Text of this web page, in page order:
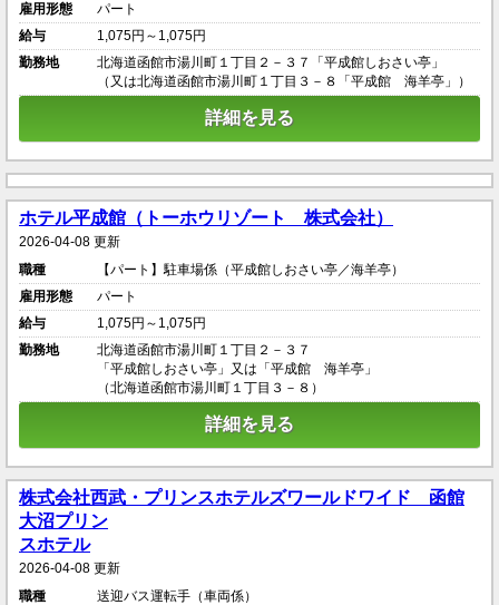
雇用形態
パート
給与
1,075円～1,075円
勤務地
北海道函館市湯川町１丁目２－３７「平成館しおさい亭」
（又は北海道函館市湯川町１丁目３－８「平成館 海羊亭」）
詳細を見る
ホテル平成館（トーホウリゾート 株式会社）
2026-04-08 更新
職種
【パート】駐車場係（平成館しおさい亭／海羊亭）
雇用形態
パート
給与
1,075円～1,075円
勤務地
北海道函館市湯川町１丁目２－３７
「平成館しおさい亭」又は「平成館 海羊亭」
（北海道函館市湯川町１丁目３－８）
詳細を見る
株式会社西武・プリンスホテルズワールドワイド 函館
大沼プリン
スホテル
2026-04-08 更新
職種
送迎バス運転手（車両係）